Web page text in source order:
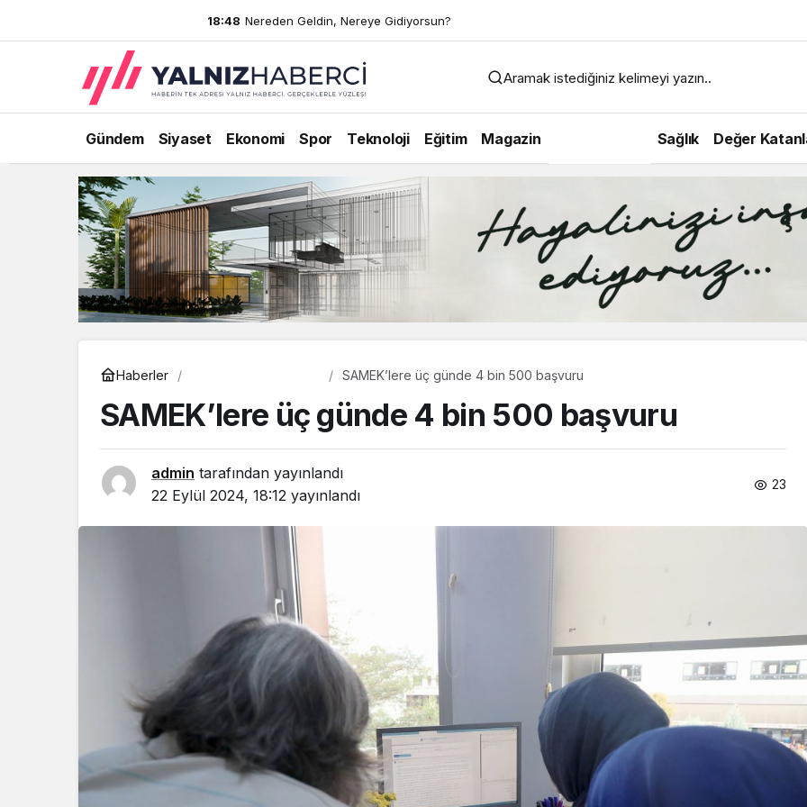
18:48 Nereden Geldin, Nereye Gidiyorsun?
Aramak istediğiniz kelimeyi yazın..
Gündem Siyaset Ekonomi Spor Teknoloji Eğitim Magazin Sağlık Değer
Haberler SAMEK’lere üç günde 4 bin 500 başvuru
SAMEK’lere üç günde 4 bin 500 başvuru
admin tarafından yayınlandı
22 Eylül 2024, 18:12 yayınlandı
23